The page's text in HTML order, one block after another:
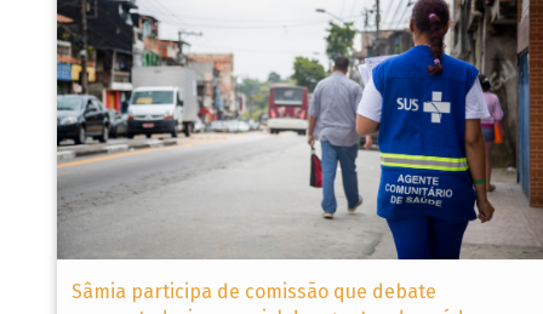
Sâmia participa de comissão que debate